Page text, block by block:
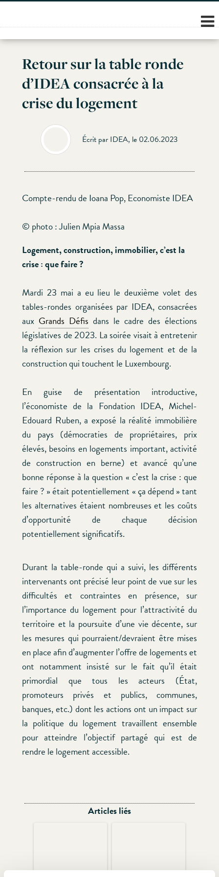
Skip
content
Retour sur la table ronde
d’IDEA consacrée à la
crise du logement
Écrit par IDEA, le 02.06.2023
Compte-rendu de Ioana Pop, Economiste IDEA
© photo : Julien Mpia Massa
Logement, construction, immobilier, c’est la
crise : que faire ?
Mardi 23 mai a eu lieu le deuxième volet des
tables-rondes organisées par IDEA, consacrées
aux Grands Défis dans le cadre des élections
législatives de 2023. La soirée visait à entretenir
la réflexion sur les crises du logement et de la
construction qui touchent le Luxembourg.
En guise de présentation introductive,
l’économiste de la Fondation IDEA, Michel-
Edouard Ruben, a exposé la réalité immobilière
du pays (démocraties de propriétaires, prix
élevés, besoins en logements important, activité
de construction en berne) et avancé qu’une
bonne réponse à la question « c’est la crise : que
faire ? » était potentiellement « ça dépend » tant
les alternatives étaient nombreuses et les coûts
d’opportunité de chaque décision
potentiellement significatifs.
Durant la table-ronde qui a suivi, les différents
intervenants ont précisé leur point de vue sur les
difficultés et contraintes en présence, sur
l’importance du logement pour l’attractivité du
territoire et la poursuite d’une vie décente, sur
les mesures qui pourraient/devraient être mises
en place afin d’augmenter l’offre de logements et
ont notamment insisté sur le fait qu’il était
primordial que tous les acteurs (État,
promoteurs privés et publics, communes,
banques, etc.) dont les actions ont un impact sur
la politique du logement travaillent ensemble
pour atteindre l’objectif partagé qui est de
rendre le logement accessible.
Articles liés